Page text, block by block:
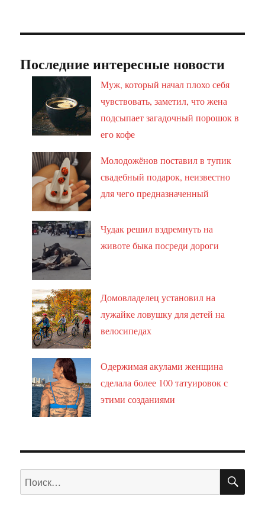
Последние интересные новости
Муж, который начал плохо себя
чувствовать, заметил, что жена
подсыпает загадочный порошок в
его кофе
Молодожёнов поставил в тупик
свадебный подарок, неизвестно
для чего предназначенный
Чудак решил вздремнуть на
животе быка посреди дороги
Домовладелец установил на
лужайке ловушку для детей на
велосипедах
Одержимая акулами женщина
сделала более 100 татуировок с
этими созданиями
Искать: